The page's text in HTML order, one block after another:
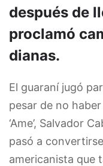
después de
proclamó
dianas.
El guaraní jugó
pesar de no
‘Ame’, Salvador
pasó a
americanista que